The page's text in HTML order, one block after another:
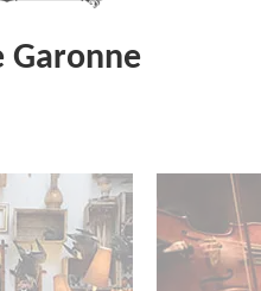
Garonne